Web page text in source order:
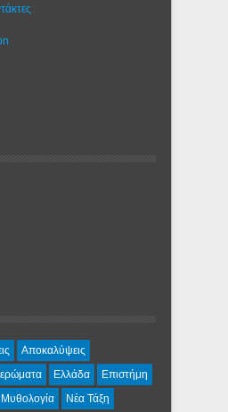
Αποκαλύψεις
Ελλάδα
Επιστήμη
Μυθολογία Νέα Τάξη